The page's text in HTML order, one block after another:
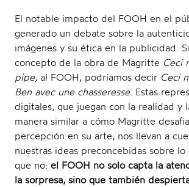
El notable impacto del FOOH en el
generado un debate sobre la
imágenes y su ética en la publicidad.
concepto de la obra de Magritte Ceci
pipe, al FOOH, podríamos decir Ceci
Ben avec une chasseresse. Estas
digitales, que juegan con la realidad y
manera similar a cómo Magritte
percepción en su arte, nos llevan a
nuestras ideas preconcebidas sobre
que no: el FOOH no solo capta la
la sorpresa, sino que también